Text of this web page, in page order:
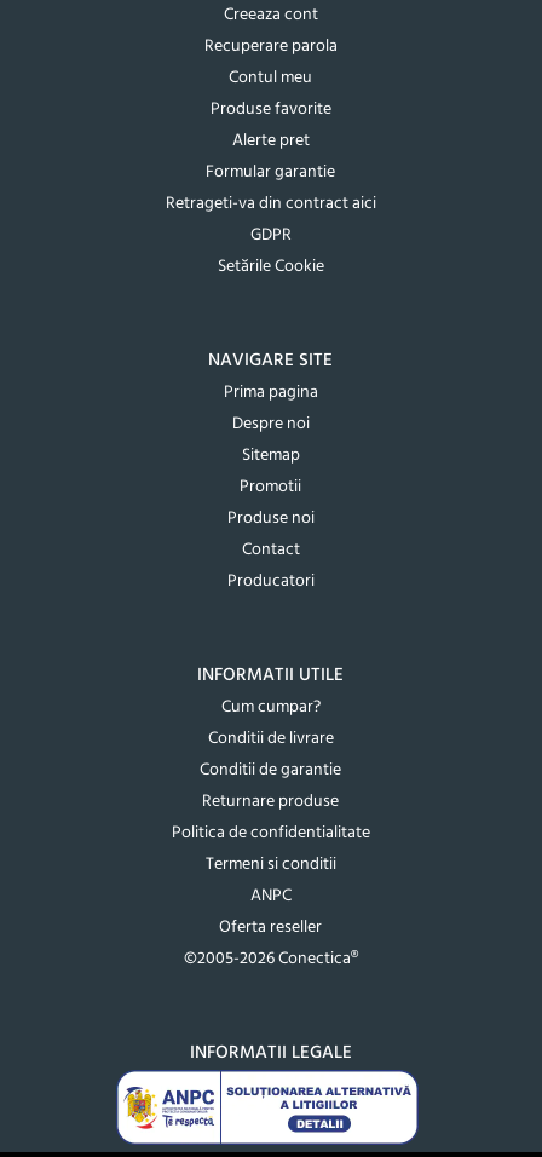
Creeaza cont
Recuperare parola
Contul meu
Produse favorite
Alerte pret
Formular garantie
Retrageti-va din contract aici
GDPR
Setările Cookie
NAVIGARE SITE
Prima pagina
Despre noi
Sitemap
Promotii
Produse noi
Contact
Producatori
INFORMATII UTILE
Cum cumpar?
Conditii de livrare
Conditii de garantie
Returnare produse
Politica de confidentialitate
Termeni si conditii
ANPC
Oferta reseller
©2005-2026 Conectica®
INFORMATII LEGALE